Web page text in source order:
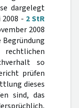
dargelegt
- 2 StR
2008
Begründung
so
prüfen
dieses
sind, das